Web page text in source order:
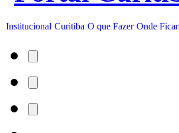
Institucional Curitiba O que Fazer Onde Ficar